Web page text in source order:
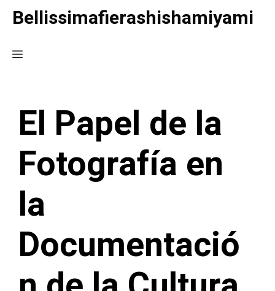
Saltar
contenido
Bellissimafierashishamiyami
Menú
El Papel de la
Fotografía en
la
Documentació